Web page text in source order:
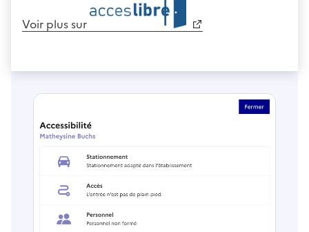
Voir plus sur